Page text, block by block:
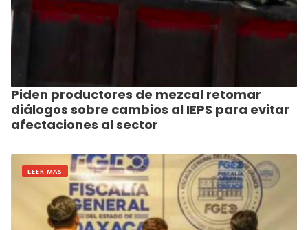
Piden productores de mezcal retomar
diálogos sobre cambios al IEPS para evitar
afectaciones al sector
LEER MAS